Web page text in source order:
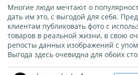
Многие люди мечтают о
дать им это, с выгодой для себя.
клиентам публиковать фото с
товаров в реальной жизни, в свою
репосты данных изображений с
Выгода здесь очевидна для обоих